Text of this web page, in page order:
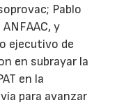
Pablo
y
ejecutivo de
en subrayar la
en la
para avanzar